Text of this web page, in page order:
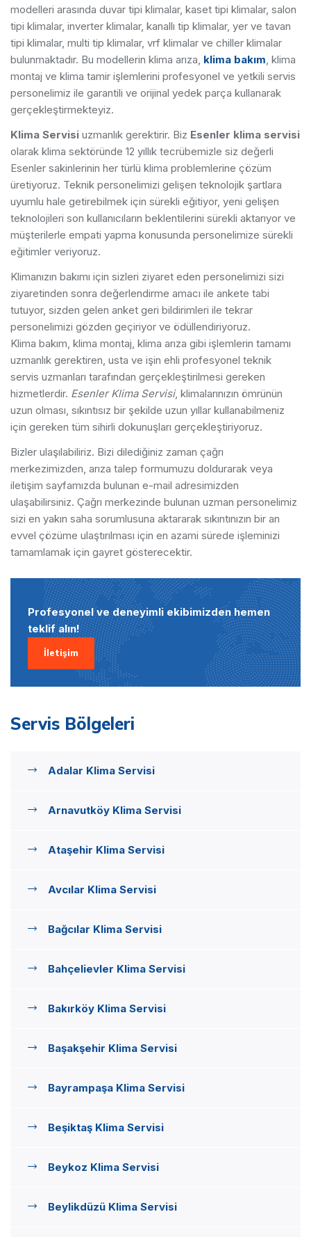
modelleri arasında duvar tipi klimalar, kaset tipi klimalar, salon
tipi klimalar, inverter klimalar, kanallı tip klimalar, yer ve tavan
tipi klimalar, multi tip klimalar, vrf klimalar ve chiller klimalar
bulunmaktadır. Bu modellerin klima arıza, klima bakım , klima
montaj ve klima tamir işlemlerini profesyonel ve yetkili servis
personelimiz ile garantili ve orijinal yedek parça kullanarak
gerçekleştirmekteyiz.
Klima Servisi uzmanlık gerektirir. Biz Esenler klima servisi
olarak klima sektöründe 12 yıllık tecrübemizle siz değerli
Esenler sakinlerinin her türlü klima problemlerine çözüm
üretiyoruz. Teknik personelimizi gelişen teknolojik şartlara
uyumlu hale getirebilmek için sürekli eğitiyor, yeni gelişen
teknolojileri son kullanıcıların beklentilerini sürekli aktarıyor ve
müşterilerle empati yapma konusunda personelimize sürekli
eğitimler veriyoruz.
Klimanızın bakımı için sizleri ziyaret eden personelimizi sizi
ziyaretinden sonra değerlendirme amacı ile ankete tabi
tutuyor, sizden gelen anket geri bildirimleri ile tekrar
personelimizi gözden geçiriyor ve ödüllendiriyoruz.
Klima bakım, klima montaj, klima arıza gibi işlemlerin tamamı
uzmanlık gerektiren, usta ve işin ehli profesyonel teknik
servis uzmanları tarafından gerçekleştirilmesi gereken
hizmetlerdir. Esenler Klima Servisi, klimalarınızın ömrünün
uzun olması, sıkıntısız bir şekilde uzun yıllar kullanabilmeniz
için gereken tüm sihirli dokunuşları gerçekleştiriyoruz.
Bizler ulaşılabiliriz. Bizi dilediğiniz zaman çağrı
merkezimizden, arıza talep formumuzu doldurarak veya
iletişim sayfamızda bulunan e-mail adresimizden
ulaşabilirsiniz. Çağrı merkezinde bulunan uzman personelimiz
sizi en yakın saha sorumlusuna aktararak sıkıntınızın bir an
evvel çözüme ulaştırılması için en azami sürede işleminizi
tamamlamak için gayret gösterecektir.
Profesyonel ve deneyimli ekibimizden hemen
teklif alın!
İletişim
Servis Bölgeleri
Adalar Klima Servisi
Arnavutköy Klima Servisi
Ataşehir Klima Servisi
Avcılar Klima Servisi
Bağcılar Klima Servisi
Bahçelievler Klima Servisi
Bakırköy Klima Servisi
Başakşehir Klima Servisi
Bayrampaşa Klima Servisi
Beşiktaş Klima Servisi
Beykoz Klima Servisi
Beylikdüzü Klima Servisi